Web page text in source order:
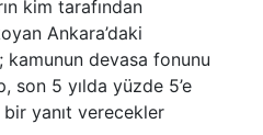
kim tarafından
Ankara’daki
devasa fonunu
son 5 yılda yüzde 5’e
bir yanıt verecekler